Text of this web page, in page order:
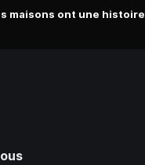
maisons ont une histoire